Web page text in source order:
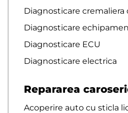
Diagnosticare cremaliera
Diagnosticare
Diagnosticare ECU
Diagnosticare electrica
Repararea
Acoperire auto cu sticla